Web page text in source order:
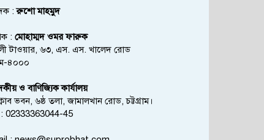
:রুশো মাহমুদ
: মোহাম্মদ ওমর ফারুক
টাওয়ার, ৬৩, এস. এস. খালেদ রোড
৪০০০
ও বাণিজ্যিক কার্যালয়
ভবন, ৬ষ্ঠ তলা, জামালখান রোড, চট্টগ্রাম।
02333363044-45